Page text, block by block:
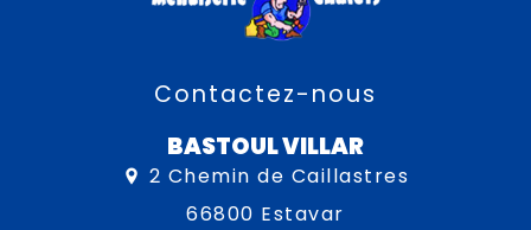
Contactez-nous
BASTOUL VILLAR
2 Chemin de Caillastres
66800 Estavar